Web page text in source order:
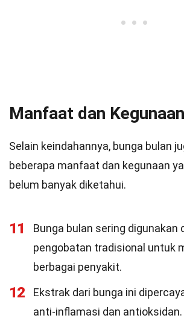
Manfaat dan Kegunaan
Selain keindahannya, bunga bulan
beberapa manfaat dan kegunaan
belum banyak diketahui.
11
Bunga bulan sering digunakan
pengobatan tradisional untuk
berbagai penyakit.
12
Ekstrak dari bunga ini
anti-inflamasi dan antioksidan.